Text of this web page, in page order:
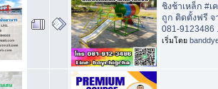
ชิงช้าเหล็ก #เ
ถูก ติดตั้งฟรี จ
081-9123486 .
เริ่มโดย